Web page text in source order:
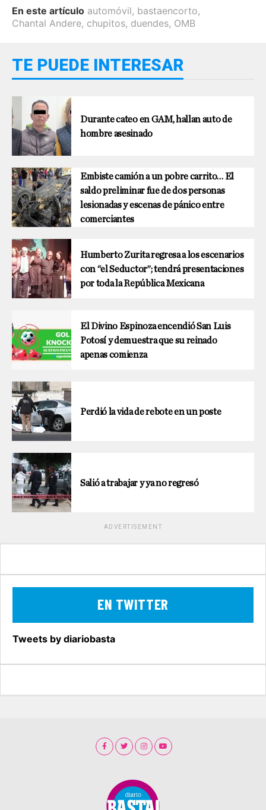
En este artículo automóvil, bastaencorto,
Chantal Andere, chupitos, duendes, OMB
TE PUEDE INTERESAR
Durante cateo en GAM, hallan auto de
hombre asesinado
Embiste camión a un pobre carrito… El
saldo preliminar fue de dos personas
lesionadas y escenas de pánico entre
comerciantes
Humberto Zurita regresa a los escenarios
con “el Seductor”; tendrá presentaciones
por toda la República Mexicana
El Divino Espinoza encendió San Luis
Potosí y demuestra que su reinado
apenas comienza
Perdió la vida de rebote en un poste
Salió a trabajar y ya no regresó
ADVERTISEMENT
EN TWITTER
Tweets by diariobasta